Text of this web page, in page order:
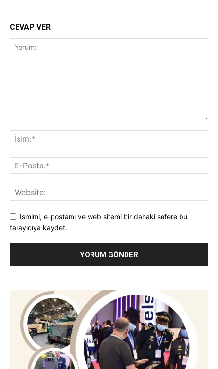
CEVAP VER
Ismimi, e-postamı ve web sitemi bir dahaki sefere bu
tarayıcıya kaydet.